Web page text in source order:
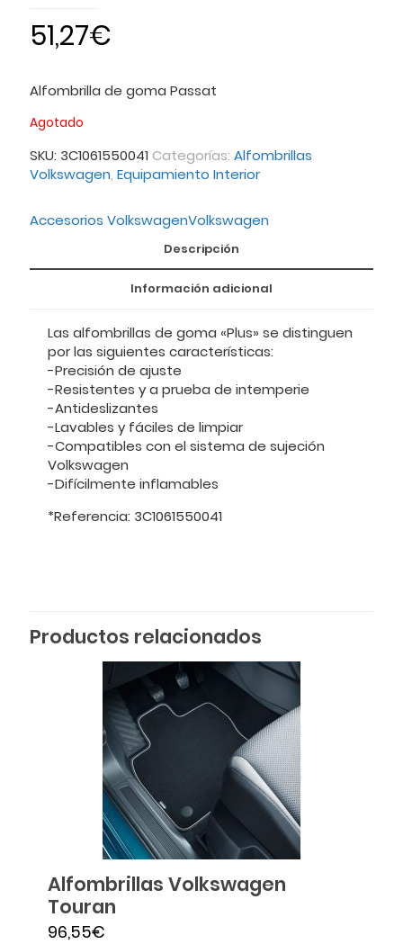
51,27€
Alfombrilla de goma Passat
Agotado
SKU: 3C1061550041 Categorías: Alfombrillas
Volkswagen, Equipamiento Interior
Accesorios VolkswagenVolkswagen
Descripción
Información adicional
Las alfombrillas de goma «Plus» se distinguen
por las siguientes características:
-Precisión de ajuste
-Resistentes y a prueba de intemperie
-Antideslizantes
-Lavables y fáciles de limpiar
-Compatibles con el sistema de sujeción
Volkswagen
-Difícilmente inflamables
*Referencia: 3C1061550041
Productos relacionados
Alfombrillas Volkswagen
Touran
96,55€